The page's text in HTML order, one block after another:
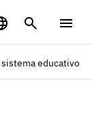
sistema educativo